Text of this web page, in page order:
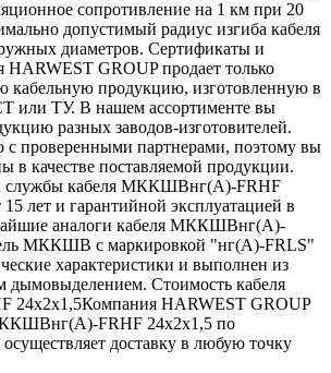
сопротивление на 1 км при 20
допустимый радиус изгиба кабеля
диаметров. Сертификаты и
HARWEST GROUP продает только
кабельную продукцию, изготовленную в
или ТУ. В нашем ассортименте вы
разных заводов-изготовителей.
с проверенными партнерами, поэтому вы
в качестве поставляемой продукции.
службы кабеля МККШВнг(А)-FRHF
15 лет и гарантийной эксплуатацией в
аналоги кабеля МККШВнг(А)-
МККШВ с маркировкой "нг(А)-FRLS"
характеристики и выполнен из
дымовыделением. Стоимость кабеля
HARWEST GROUP
FRHF 24х2х1,5 по
доставку в любую точку